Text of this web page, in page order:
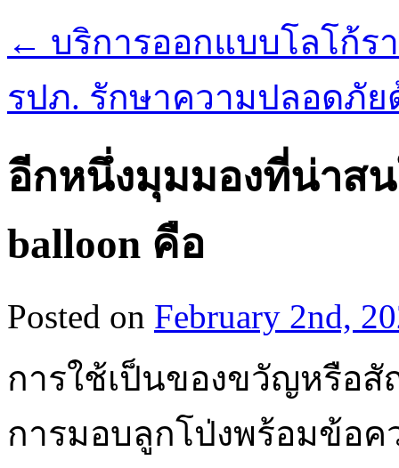
← บริการออกแบบโลโก้ร
รปภ. รักษาความปลอดภั
อีกหนึ่งมุมมองที่น่าสน
balloon คือ
Posted on February 2nd,
การใช้เป็นของขวัญหรือ
การมอบลูกโป่งพร้อมข้อค